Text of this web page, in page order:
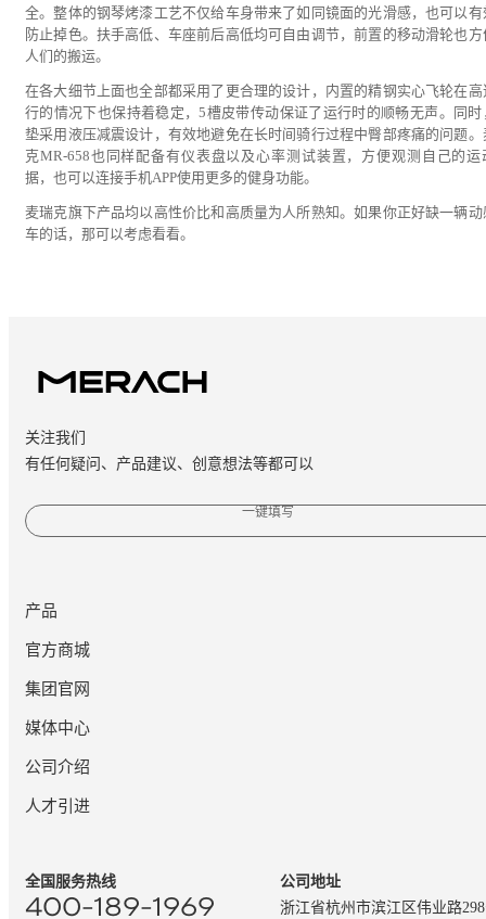
全。整体的钢琴烤漆工艺不仅给车身带来了如同镜面的光滑感，也可以有
防止掉色。扶手高低、车座前后高低均可自由调节，前置的移动滑轮也方
人们的搬运。
在各大细节上面也全部都采用了更合理的设计，内置的精钢实心飞轮在高
行的情况下也保持着稳定，5槽皮带传动保证了运行时的顺畅无声。同时
垫采用液压减震设计，有效地避免在长时间骑行过程中臀部疼痛的问题。
克MR-658也同样配备有仪表盘以及心率测试装置，方便观测自己的运
据，也可以连接手机APP使用更多的健身功能。
麦瑞克旗下产品均以高性价比和高质量为人所熟知。如果你正好缺一辆动
车的话，那可以考虑看看。
关注我们
有任何疑问、产品建议、创意想法等都可以
一键填写
产品
官方商城
集团官网
媒体中心
公司介绍
人才引进
全国服务热线
400-189-1969
公司地址
浙江省杭州市滨江区伟业路